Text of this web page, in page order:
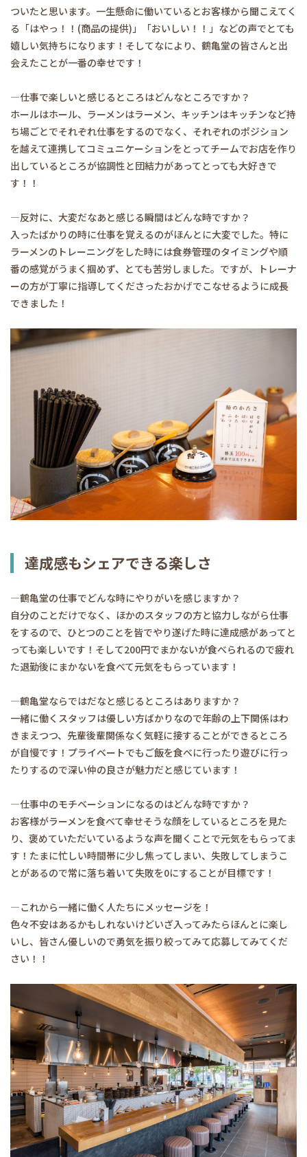
ついたと思います。一生懸命に働いているとお客様から聞こえてく
る「はやっ！！(商品の提供)」「おいしい！！」などの声でとても
嬉しい気持ちになります！そしてなにより、鶴亀堂の皆さんと出
会えたことが一番の幸せです！
―仕事で楽しいと感じるところはどんなところですか？
ホールはホール、ラーメンはラーメン、キッチンはキッチンなど持
ち場ごとでそれぞれ仕事をするのでなく、それぞれのポジション
を越えて連携してコミュニケーションをとってチームでお店を作り
出しているところが協調性と団結力があってとっても大好きで
す！！
―反対に、大変だなあと感じる瞬間はどんな時ですか？
入ったばかりの時に仕事を覚えるのがほんとに大変でした。特に
ラーメンのトレーニングをした時には食券管理のタイミングや順
番の感覚がうまく掴めず、とても苦労しました。ですが、トレーナ
ーの方が丁寧に指導してくださったおかげでこなせるように成長
できました！
達成感もシェアできる楽しさ
―鶴亀堂の仕事でどんな時にやりがいを感じますか？
自分のことだけでなく、ほかのスタッフの方と協力しながら仕事
をするので、ひとつのことを皆でやり遂げた時に達成感があってと
っても楽しいです！そして200円でまかないが食べられるので疲れ
た退勤後にまかないを食べて元気をもらっています！
―鶴亀堂ならではだなと感じるところはありますか？
一緒に働くスタッフは優しい方ばかりなので年齢の上下関係はわ
きまえつつ、先輩後輩関係なく気軽に接することができるところ
が自慢です！プライベートでもご飯を食べに行ったり遊びに行っ
たりするので深い仲の良さが魅力だと感じています！
―仕事中のモチベーションになるのはどんな時ですか？
お客様がラーメンを食べて幸せそうな顔をしているところを見た
り、褒めていただいているような声を聞くことで元気をもらってま
す！たまに忙しい時間帯に少し焦ってしまい、失敗してしまうこ
とがあるので常に落ち着いて失敗を0にすることが目標です！
―これから一緒に働く人たちにメッセージを！
色々不安はあるかもしれないけどいざ入ってみたらほんとに楽し
いし、皆さん優しいので勇気を振り絞ってみて応募してみてくだ
さい！！